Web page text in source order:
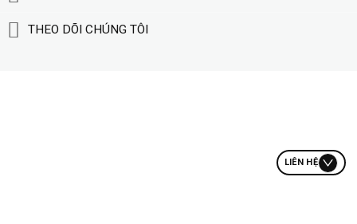
THEO DÕI CHÚNG TÔI
LIÊN HỆ